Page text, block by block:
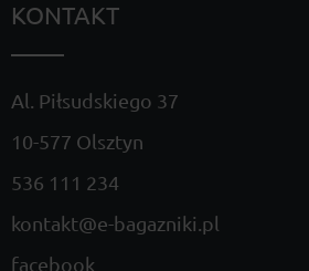
KONTAKT
Al. Piłsudskiego 37
10-577 Olsztyn
536 111 234
kontakt@e-bagazniki.pl
facebook